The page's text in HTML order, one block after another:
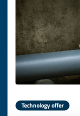
Technology offer